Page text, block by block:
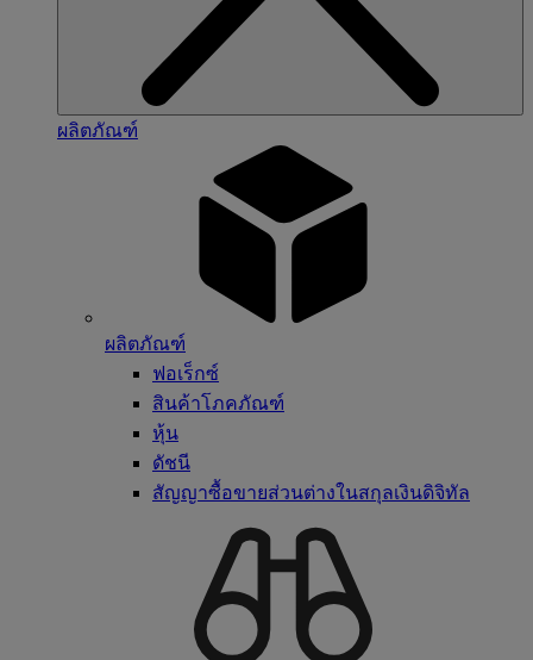
ผลิตภัณฑ์
ผลิตภัณฑ์
ฟอเร็กซ์
สินค้าโภคภัณฑ์
หุ้น
ดัชนี
สัญญาซื้อขายส่วนต่างในสกุลเงินดิจิทัล